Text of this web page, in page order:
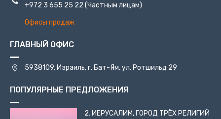
+972 3 655 25 22 (Частным лицам)
Офисы продаж
ГЛАВНЫЙ ОФИС
5938109, Израиль, г. Бат-Ям, ул. Ротшильд 29
ПОПУЛЯРНЫЕ ПРЕДЛОЖЕНИЯ
2. ИЕРУСАЛИМ, ГОРОД ТРЁХ РЕЛИГИЙ